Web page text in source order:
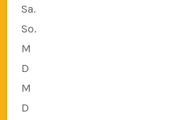
Sa.
So.
M
D
M
D